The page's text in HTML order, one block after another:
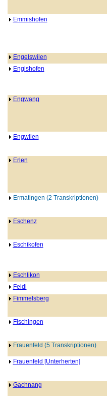
Emmishofen
Engelswilen
Engishofen
Engwang
Engwilen
Erlen
Ermatingen (2 Transkriptionen)
Eschenz
Eschikofen
Eschlikon
Feldi
Fimmelsberg
Fischingen
Frauenfeld (5 Transkriptionen)
Frauenfeld [Unterherten]
Gachnang